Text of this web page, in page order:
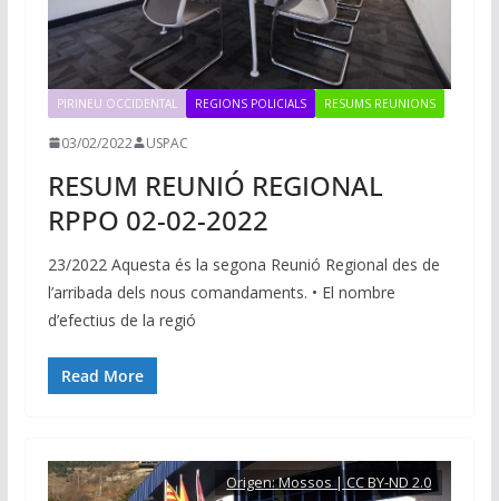
PIRINEU OCCIDENTAL REGIONS POLICIALS RESUMS REUNIONS
03/02/2022 USPAC
RESUM REUNIÓ REGIONAL
RPPO 02-02-2022
23/2022 Aquesta és la segona Reunió Regional des de
l’arribada dels nous comandaments. • El nombre
d’efectius de la regió
Read More
Origen:Mossos | CC BY-ND 2.0